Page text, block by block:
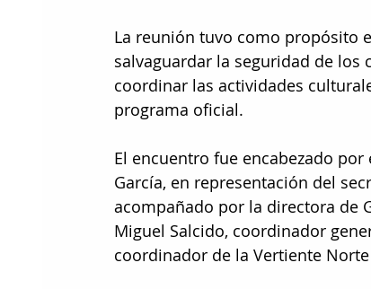
La reunión tuvo como propósito
salvaguardar la seguridad de los
coordinar las actividades
programa oficial.
El encuentro fue encabezado
García, en representación del
acompañado por la directora de
Miguel Salcido, coordinador
coordinador de la Vertiente